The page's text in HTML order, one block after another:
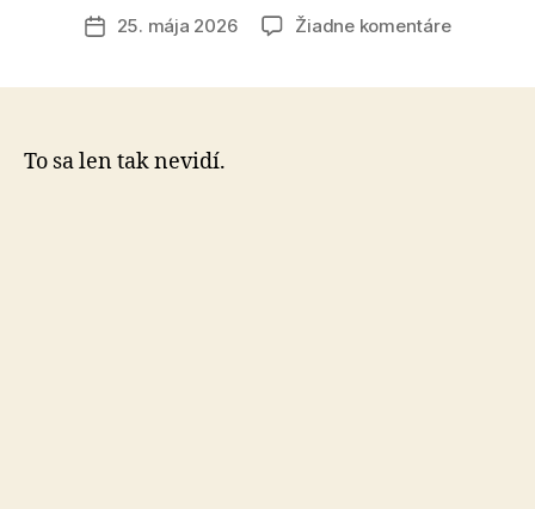
článku
Dátum25. mája 2026 Žiadne komentárena
To sa len tak nevidí.